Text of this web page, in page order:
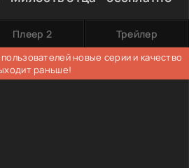
Плеер 2 Трейлер
новые серии и качество
раньше!